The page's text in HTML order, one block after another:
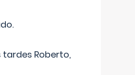
tardes Roberto,